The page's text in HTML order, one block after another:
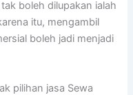
boleh dilupakan ialah
itu, mengambil
boleh jadi menjadi
pilihan jasa Sewa